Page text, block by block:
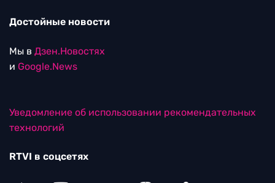
Достойные новости
Мы в Дзен.Новостях
и Google.News
Уведомление об использовании рекомендательных
технологий
RTVI в соцсетях